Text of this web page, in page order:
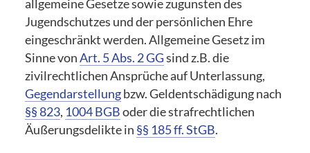
allgemeine Gesetze sowie zugunsten des
Jugendschutzes und der persönlichen Ehre
eingeschränkt werden. Allgemeine Gesetz im
Sinne vonArt. 5 Abs. 2 GGsind z.B. die
zivilrechtlichen Ansprüche auf Unterlassung,
Gegendarstellungbzw. Geldentschädigung nach
§§ 823, 1004 BGBoder die strafrechtlichen
Äußerungsdelikte in §§ 185 ff. StGB.